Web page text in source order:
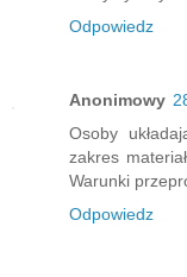
Odpowiedz
Anonimowy
Osoby
zakres
Warunki
Odpowiedz